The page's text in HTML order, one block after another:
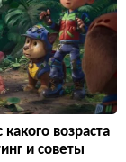
возраста
и советы